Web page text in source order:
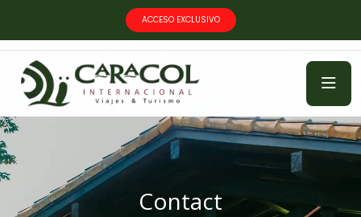
ACCESO EXCLUSIVO
Contact